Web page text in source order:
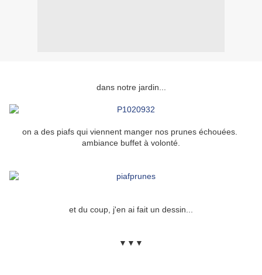
dans notre jardin...
on a des piafs qui viennent manger nos prunes échouées.
ambiance buffet à volonté.
et du coup, j'en ai fait un dessin...
▼▼▼